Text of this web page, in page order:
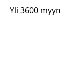
Yli 3600